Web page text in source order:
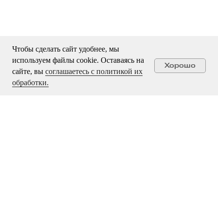
Чтобы сделать сайт удобнее, мы
используем файлы cookie. Оставаясь на
сайте, вы соглашаетесь с политикой их
обработки.
Хорошо